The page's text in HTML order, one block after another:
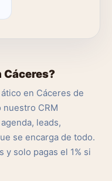
Cáceres?
en Cáceres de
nuestro CRM
leads,
se encarga de todo.
y solo pagas el 1% si